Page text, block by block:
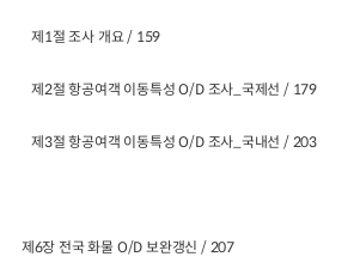
제1절 조사 개요 / 159
제2절 항공여객 이동특성 O/D 조사_국제선 / 179
제3절 항공여객 이동특성 O/D 조사_국내선 / 203
제6장 전국 화물 O/D 보완갱신 / 207